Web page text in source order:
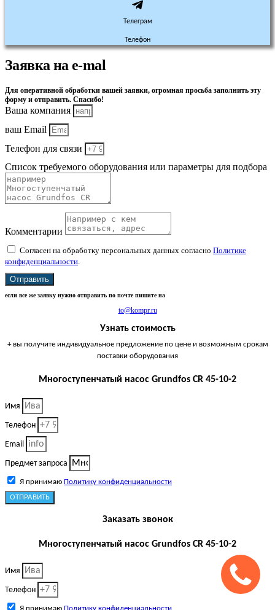
Телеграм
Телефон
Заявка на e-mal
Для оперативной обработки вашей заявки, огромная просьба заполнить эту
форму и отправить. Спасибо!
Ваша компания
ваш Email
Телефон для связи
Список требуемого оборудования или параметры для подбора
Комментарии
Согласен на обработку персональных данных согласно Политике
конфиденциальности.
Отправить
если все же заявку нужно отправить по почте пишите на
to@kompr.ru
Узнать стоимость
+ вы получите индивидуальное предложение по цене и возможным срокам
поставки оборудования
Многоступенчатый насос Grundfos CR 45-10-2
Имя
Телефон
Email
Предмет запроса
Я принимаю Политику конфиденциальности
ОТПРАВИТЬ
Заказать звонок
Многоступенчатый насос Grundfos CR 45-10-2
Имя
Телефон